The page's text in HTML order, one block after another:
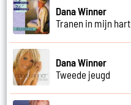
Dana Winner
Tranen in mijn hart
Dana Winner
Tweede jeugd